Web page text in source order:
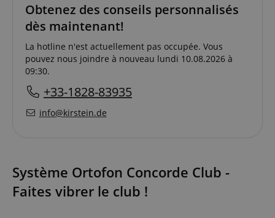
Obtenez des conseils personnalisés
dès maintenant!
La hotline n'est actuellement pas occupée. Vous
pouvez nous joindre à nouveau lundi 10.08.2026 à
09:30.
+33-1828-83935
info@kirstein.de
Système Ortofon Concorde Club -
Faites vibrer le club !